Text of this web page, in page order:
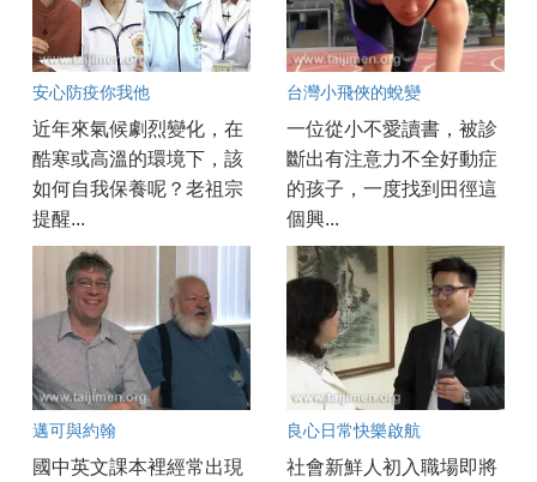
安心防疫你我他
近年來氣候劇烈變化，在
酷寒或高溫的環境下，該
如何自我保養呢？老祖宗
提醒...
台灣小飛俠的蛻變
一位從小不愛讀書，被診
斷出有注意力不全好動症
的孩子，一度找到田徑這
個興...
邁可與約翰
國中英文課本裡經常出現
良心日常快樂啟航
社會新鮮人初入職場即將